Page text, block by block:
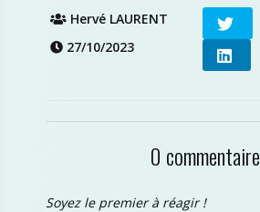
Hervé LAURENT
27/10/2023
0 commentaire
Soyez le premier à réagir !